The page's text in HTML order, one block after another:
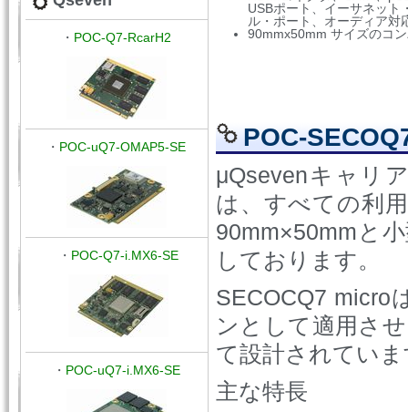
・ POC-Q7-RcarH2
・ POC-uQ7-OMAP5-SE
・ POC-Q7-i.MX6-SE
・ POC-uQ7-i.MX6-SE
USBポート、イーサネット
ル・ポート、オーディア対
90mmx50mm サイズのコ
POC-
μQsevenキャリ
は、すべての利
90mm×50mmと
しております。
SECOCQ7
ンとして適用さ
て設計されてい
主な特長